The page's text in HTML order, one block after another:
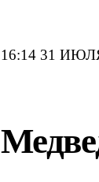
16:14 31